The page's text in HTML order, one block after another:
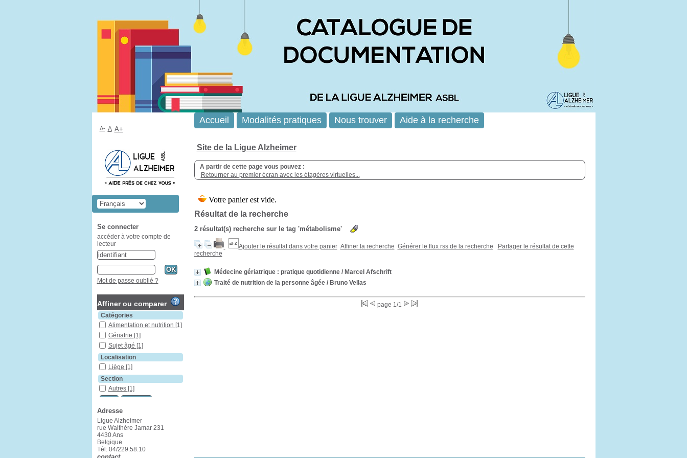
Site de la Ligue Alzheimer
A partir de cette page vous pouvez :
Retourner au premier écran avec les étagères virtuelles...
Résultat de la recherche
2 résultat(s) recherche sur le tag 'métabolisme'
Ajouter le résultat dans votre panier Affiner la recherche Générer le flux rss de la recherche
Partager le résultat de cette
recherche
Médecine gériatrique : pratique quotidienne/ Marcel Afschrift
Traité de nutrition de la personne âgée/ Bruno Vellas
page 1/1
Accueil Modalités pratiques Nous trouver Aide à la recherche
A- A A+
Se connecter
accéder à votre compte de
lecteur
Mot de passe oublié ?
Affiner ou comparer
Catégories
Alimentation et nutrition [1]
Gériatrie [1]
Sujet âgé [1]
Localisation
Liège [1]
Section
Autres [1]
Adresse
Ligue Alzheimer
rue Walthère Jamar 231
4430 Ans
Belgique
Tél: 04/229.58.10